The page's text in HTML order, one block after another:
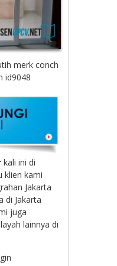
merk conch
id9048
kali ini di
klien kami
Jakarta
di Jakarta
juga
lainnya di